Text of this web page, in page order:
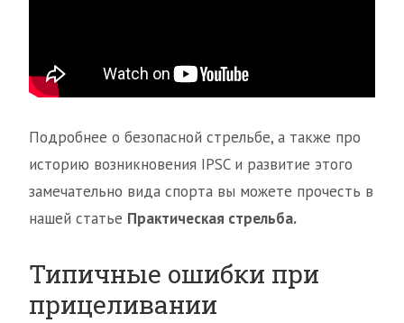
Подробнее о безопасной стрельбе, а также про
историю возникновения IPSC и развитие этого
замечательно вида спорта вы можете прочесть в
нашей статье Практическая стрельба.
Типичные ошибки при
прицеливании